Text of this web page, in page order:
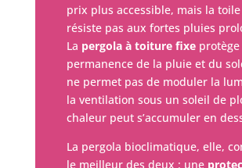
prix plus accessible, mais la
résiste pas aux fortes pluies
La pergola à toiture fixeprotège
permanence de la pluie et du
ne permet pas de moduler la
la ventilation sous un soleil de
chaleur peut s’accumuler en
La pergola bioclimatique, elle,
le meilleur des deux : une